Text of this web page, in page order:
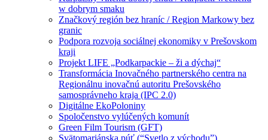
w dobrym smaku
Značkový región bez hraníc / Region Markowy bez
granic
Podpora rozvoja sociálnej ekonomiky v Prešovskom
kraji
Projekt LIFE „Podkarpackie – ži a dýchaj“
Transformácia Inovačného partnerského centra na
Regionálnu inovačnú autoritu Prešovského
samosprávneho kraja (IPC 2.0)
Digitálne EkoPoloniny
Spoločenstvo vylúčených komunít
Green Film Tourism (GFT)
Svätomariánska púť (“Svetlo z východu”)